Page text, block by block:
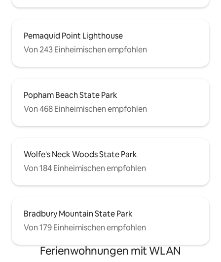
Pemaquid Point Lighthouse
Von 243 Einheimischen empfohlen
Popham Beach State Park
Von 468 Einheimischen empfohlen
Wolfe's Neck Woods State Park
Von 184 Einheimischen empfohlen
Bradbury Mountain State Park
Von 179 Einheimischen empfohlen
Ferienwohnungen mit WLAN